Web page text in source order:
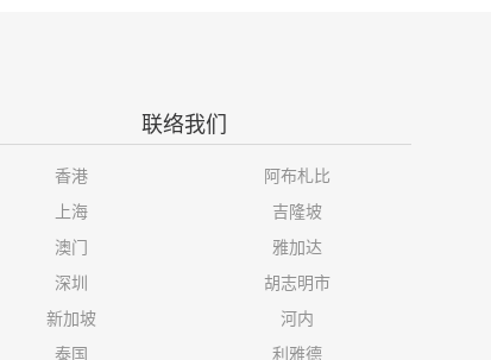
联络我们
香港
上海
澳门
深圳
新加坡
泰国
阿布札比
吉隆坡
雅加达
胡志明市
河内
利雅德